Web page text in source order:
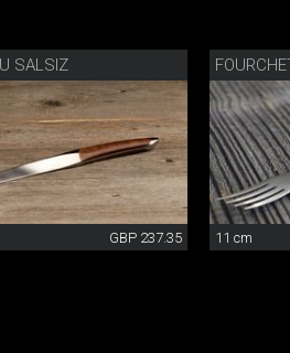
SALSIZ
GBP 237.35 11 cm